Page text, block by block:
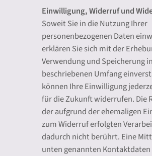
Einwilligung, Widerruf und
Soweit Sie in die Nutzung Ihrer
personenbezogenen Daten
erklären Sie sich mit der
Verwendung und Speicherung
beschriebenen Umfang
können Ihre Einwilligung
für die Zukunft widerrufen. Die
der aufgrund der ehemaligen
zum Widerruf erfolgten
dadurch nicht berührt. Eine
unten genannten Kontaktdaten